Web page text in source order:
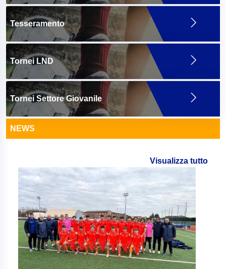
Tesseramento
Tornei LND
Tornei Settore Giovanile
NEWS
Visualizza tutto